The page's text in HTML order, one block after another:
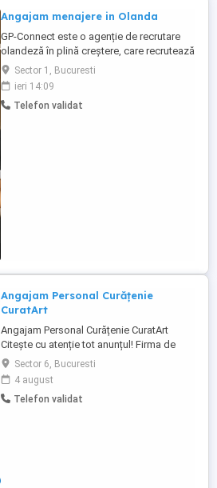
Angajam menajere in Olanda
GP-Connect este o agenție de recrutare
olandeză în plină creștere, care recrutează
și oferă personal cu experiență, pentru
clienți din Olanda, Franța, Belgia,
Germania, Austria și Luxemburg, în
domeniul ospitalității. GP-Connect caută
Sector 1, Bucuresti
ieri 14:09
Telefon validat
Angajam Personal Curățenie
CuratArt
Angajam Personal Curățenie CuratArt
Citește cu atenție tot anunțul! Firma de
curățenie CuratArt își mărește echipa și
caută persoane serioase, harnice și
responsabile pentru posturi de lucrători în
curățenie. Activitatea se desfășoară la
Sector 6, Bucuresti
4 august
Telefon validat